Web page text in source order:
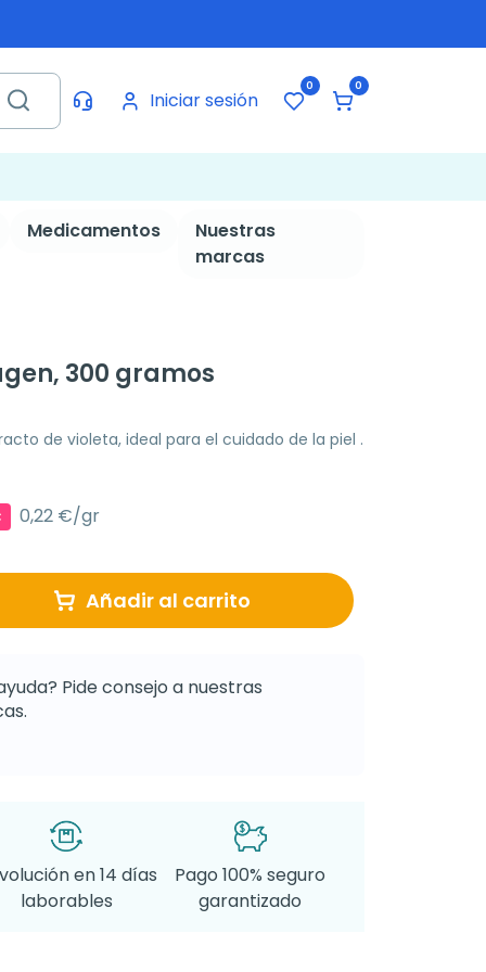
Iniciar sesión
0 0
Medicamentos
Nuestras
marcas
300 gramos
de violeta, ideal para el cuidado de la piel .
0,22 €/gr
Añadir al carrito
Pide consejo a nuestras
en 14 días
laborables
Pago 100% seguro
garantizado